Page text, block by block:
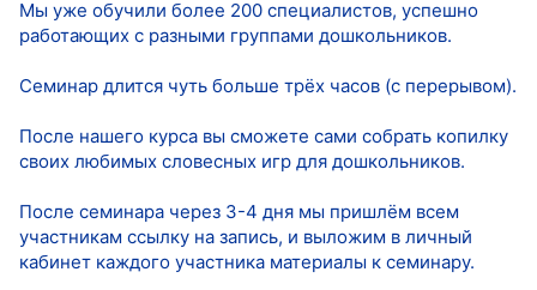
Мы уже обучили более 200 специалистов, успешно
работающих с разными группами дошкольников.
Семинар длится чуть больше трёх часов (с перерывом).
После нашего курса вы сможете сами собрать копилку
своих любимых словесных игр для дошкольников.
После семинара через 3-4 дня мы пришлём всем
участникам ссылку на запись, и выложим в личный
кабинет каждого участника материалы к семинару.